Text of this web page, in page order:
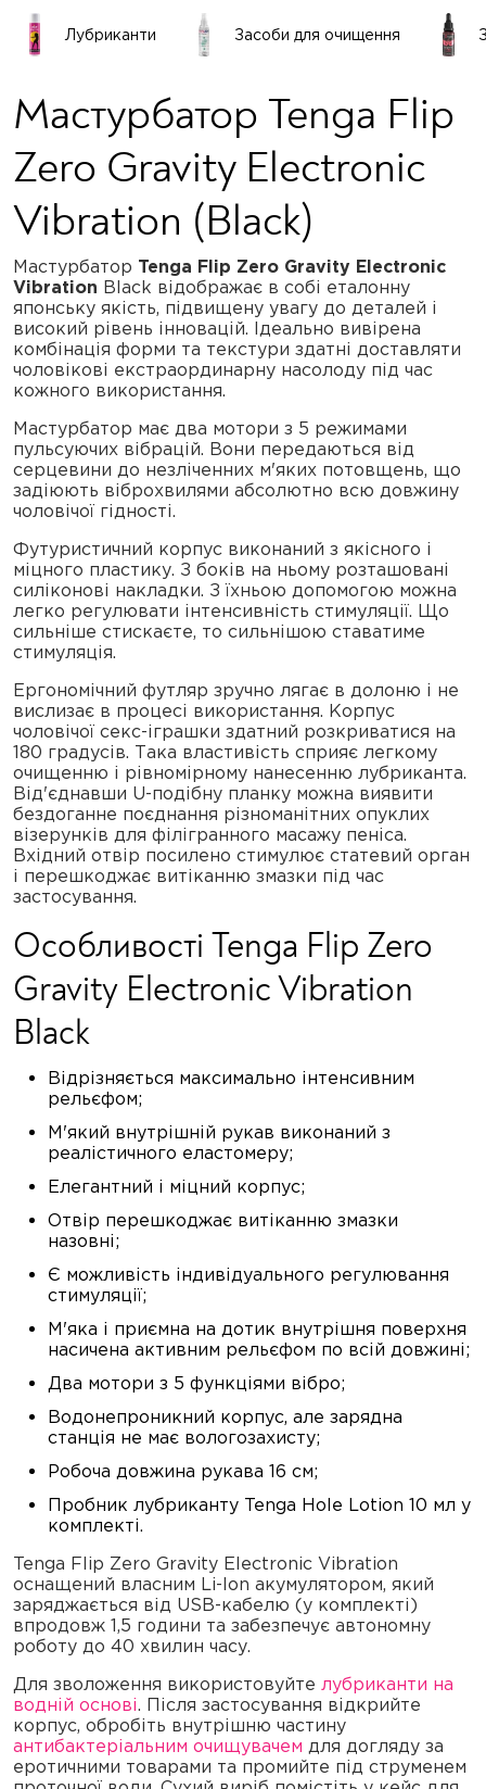
Лубриканти Засоби для очищення
Мастурбатор Tenga Flip
Zero Gravity Electronic
Vibration (Black)
Мастурбатор Tenga Flip Zero Gravity Electronic
Vibration Black відображає в собі еталонну
японську якість, підвищену увагу до деталей і
високий рівень інновацій. Ідеально вивірена
комбінація форми та текстури здатні доставляти
чоловікові екстраординарну насолоду під час
кожного використання.
Мастурбатор має два мотори з 5 режимами
пульсуючих вібрацій. Вони передаються від
серцевини до незліченних м'яких потовщень, що
задіюють віброхвилями абсолютно всю довжину
чоловічої гідності.
Футуристичний корпус виконаний з якісного і
міцного пластику. З боків на ньому розташовані
силіконові накладки. З їхньою допомогою можна
легко регулювати інтенсивність стимуляції. Що
сильніше стискаєте, то сильнішою ставатиме
стимуляція.
Ергономічний футляр зручно лягає в долоню і не
вислизає в процесі використання. Корпус
чоловічої секс-іграшки здатний розкриватися на
180 градусів. Така властивість сприяє легкому
очищенню і рівномірному нанесенню лубриканта.
Від'єднавши U-подібну планку можна виявити
бездоганне поєднання різноманітних опуклих
візерунків для філігранного масажу пеніса.
Вхідний отвір посилено стимулює статевий орган
і перешкоджає витіканню змазки під час
застосування.
Особливості Tenga Flip Zero
Gravity Electronic Vibration
Black
Відрізняється максимально інтенсивним
рельєфом;
М'який внутрішній рукав виконаний з
реалістичного еластомеру;
Елегантний і міцний корпус;
Отвір перешкоджає витіканню змазки
назовні;
Є можливість індивідуального регулювання
стимуляції;
М'яка і приємна на дотик внутрішня поверхня
насичена активним рельєфом по всій довжині;
Два мотори з 5 функціями вібро;
Водонепроникний корпус, але зарядна
станція не має вологозахисту;
Робоча довжина рукава 16 см;
Пробник лубриканту Tenga Hole Lotion 10 мл у
комплекті.
Tenga Flip Zero Gravity Electronic Vibration
оснащений власним Li-Ion акумулятором, який
заряджається від USB-кабелю (у комплекті)
впродовж 1,5 години та забезпечує автономну
роботу до 40 хвилин часу.
Для зволоження використовуйте лубриканти на
водній основі. Після застосування відкрийте
корпус, обробіть внутрішню частину
антибактеріальним очищувачем для догляду за
еротичними товарами та промийте під струменем